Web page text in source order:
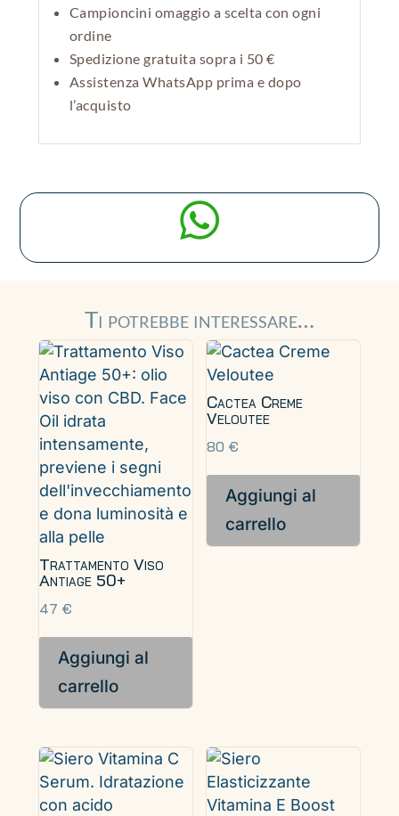
Campioncini omaggio a scelta con ogni
ordine
Spedizione gratuita sopra i 50 €
Assistenza WhatsApp prima e dopo
l’acquisto

Ti potrebbe interessare…
Trattamento Viso
Antiage 50+
47 €
Aggiungi al
carrello
Cactea Creme
Veloutee
80 €
Aggiungi al
carrello